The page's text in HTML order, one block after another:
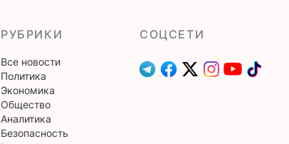
РУБРИКИ
Все новости
Политика
Экономика
Общество
Аналитика
Безопасность
CОЦСЕТИ